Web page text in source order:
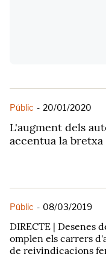
Públic - 20/01/2020
L'augment dels
accentua la bretxa
Públic - 08/03/2019
DIRECTE | Desenes
omplen els carrers
de reivindicacions